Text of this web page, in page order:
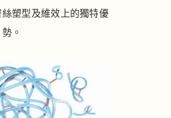
塑型及維效上的獨特優
勢。